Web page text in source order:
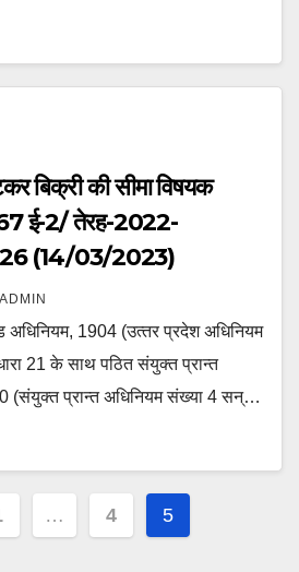
बिक्री की सीमा विषयक
ई-2/ तेरह-2022-
(14/03/2023)
ADMIN
अधिनियम, 1904 (उत्‍तर प्रदेश अधिनियम
21 के साथ पठित संयुक्‍त प्रान्त
(संयुक्‍त प्रान्त अधिनियम संख्या 4 सन्…
… 4 5